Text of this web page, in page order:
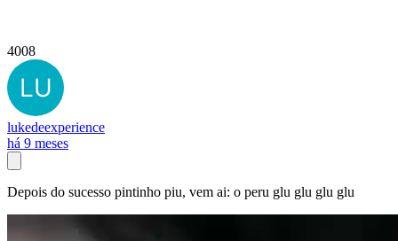
4008
lukedeexperience
há 9 meses
Depois do sucesso pintinho piu, vem ai: o peru glu glu glu glu